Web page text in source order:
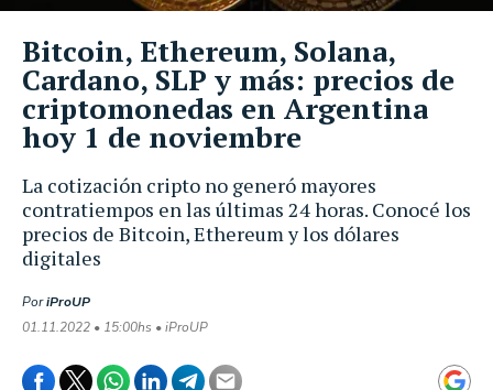
La cotización cripto no generó mayores
contratiempos en las últimas 24 horas. Conocé los
precios de Bitcoin, Ethereum y los dólares
digitales
PoriProUP
01.11.2022 • 15:00hs • iProUP
Bitcoin, Ethereum, Solana,
Cardano, SLP y más: precios de
criptomonedas en Argentina
hoy 1 de noviembre